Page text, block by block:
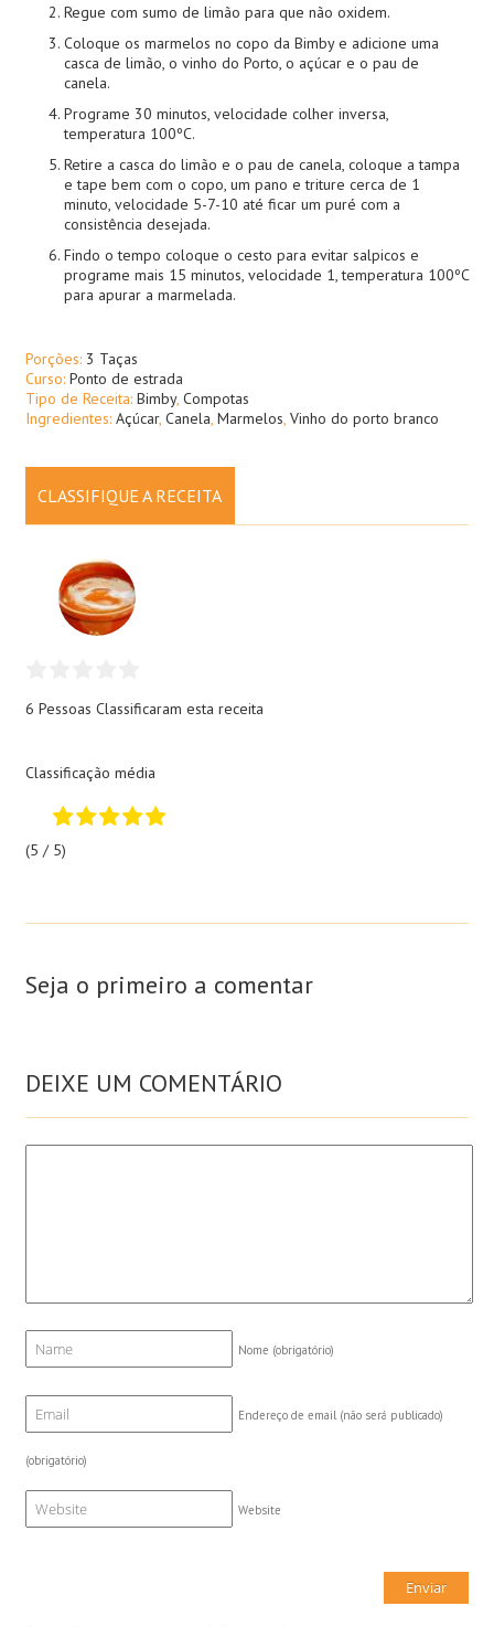
Regue com sumo de limão para que não oxidem.
Coloque os marmelos no copo da Bimby e adicione uma
casca de limão, o vinho do Porto, o açúcar e o pau de
canela.
Programe 30 minutos, velocidade colher inversa,
temperatura 100ºC.
Retire a casca do limão e o pau de canela, coloque a tampa
e tape bem com o copo, um pano e triture cerca de 1
minuto, velocidade 5-7-10 até ficar um puré com a
consistência desejada.
Findo o tempo coloque o cesto para evitar salpicos e
programe mais 15 minutos, velocidade 1, temperatura 100ºC
para apurar a marmelada.
Porções: 3 Taças
Curso: Ponto de estrada
Tipo de Receita: Bimby, Compotas
Ingredientes: Açúcar, Canela, Marmelos, Vinho do porto branco
CLASSIFIQUE A RECEITA
6 Pessoas Classificaram esta receita
Classificação média
(5 / 5)
Seja o primeiro a comentar
DEIXE UM COMENTÁRIO
Nome (obrigatório)
Endereço de email (não será publicado)
(obrigatório)
Website